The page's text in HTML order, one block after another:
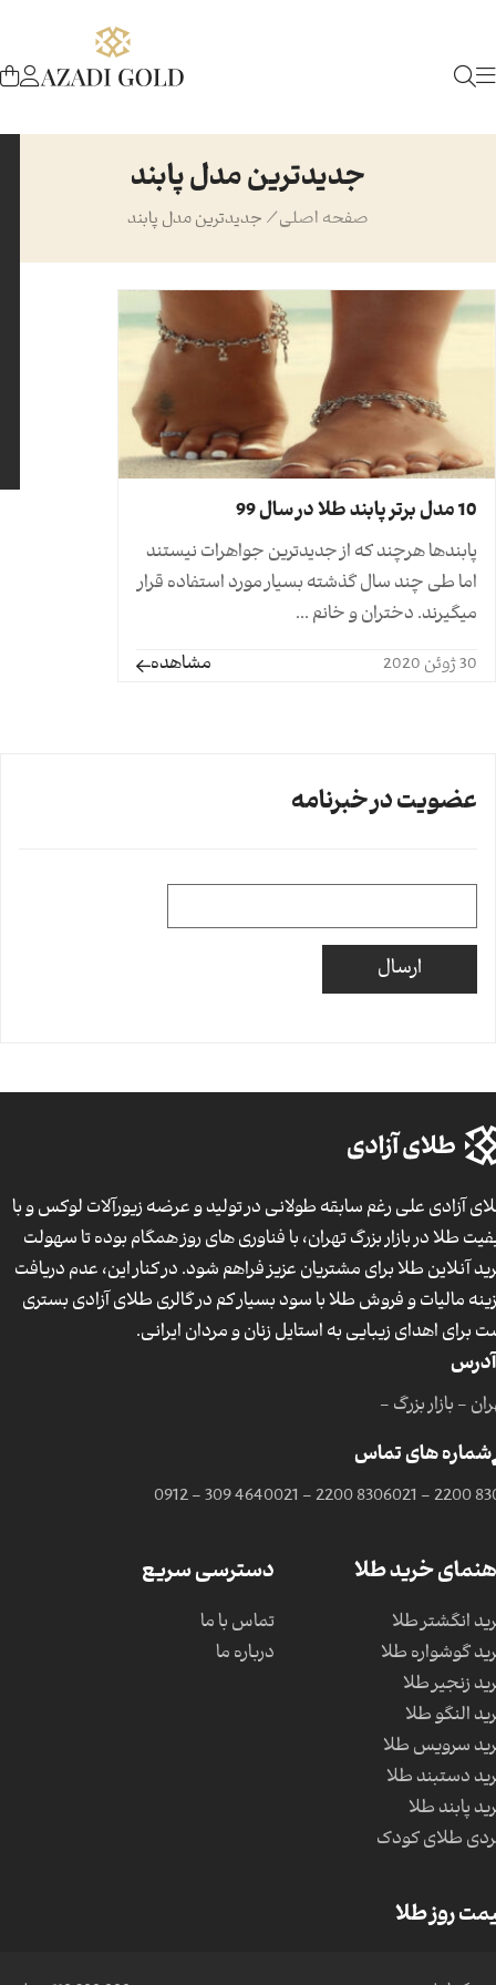
جدیدترین مدل پابند
صفحه اصلی/ جدیدترین مدل پابند
10 مدل برتر پابند طلا در سال 99
پابندها هرچند که از جدیدترین جواهرات نیستند
اما طی چند سال گذشته بسیار مورد استفاده قرار
میگیرند. دختران و خانم ...
30 ژوئن 2020 مشاهده
عضویت در خبرنامه
آزادی علی رغم سابقه طولانی در تولید و عرضه زیورآلات لوکس و با
طلا در بازار بزرگ تهران، با فناوری های روز همگام بوده تا سهولت
آنلاین طلا برای مشتریان عزیز فراهم شود. در کنار این، عدم دریافت
مالیات و فروش طلا با سود بسیار کم در گالری طلای آزادی بستری
برای اهدای زیبایی به استایل زنان و مردان ایرانی.
آدرس
- بازار بزرگ -
شماره های تماس
021 - 2200
021 - 2200 8306
0912 - 309 4640
خرید طلا
انگشتر طلا
گوشواره طلا
زنجیر طلا
النگو طلا
سرویس طلا
دستبند طلا
پابند طلا
طلای کودک
دسترسی سریع
تماس با ما
درباره ما
روز طلا